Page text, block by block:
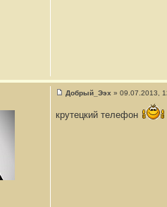
С
о
Добрый_Ээх » 09.07.2013,
крутецкий телефон